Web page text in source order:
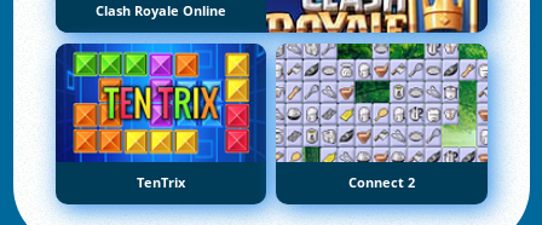
Clash Royale Online
TenTrix Connect 2